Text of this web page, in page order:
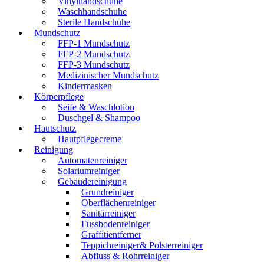
Waschhandschuhe
Sterile Handschuhe
Mundschutz
FFP-1 Mundschutz
FFP-2 Mundschutz
FFP-3 Mundschutz
Medizinischer Mundschutz
Kindermasken
Körperpflege
Seife & Waschlotion
Duschgel & Shampoo
Hautschutz
Hautpflegecreme
Reinigung
Automatenreiniger
Solariumreiniger
Gebäudereinigung
Grundreiniger
Oberflächenreiniger
Sanitärreiniger
Fussbodenreiniger
Graffitientferner
Teppichreiniger& Polsterreiniger
Abfluss & Rohrreiniger